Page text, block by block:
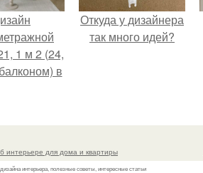
1 м 2 (24,
в
Откуда у дизайнера
так много идей?
интерьере для дома и квартиры
интерьера, полезные советы, интересные статьи